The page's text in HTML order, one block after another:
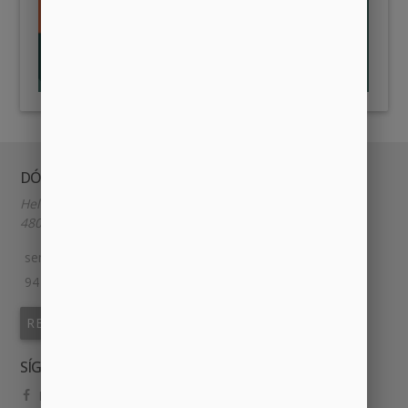
DÓNDE Y CUÁNDO
Heliodoro de la Torre 9
48014, BILBAO, España.
semillabilbao@gmail.com
94 609 85 85
REUNIONES
SÍGUENOS
Facebook